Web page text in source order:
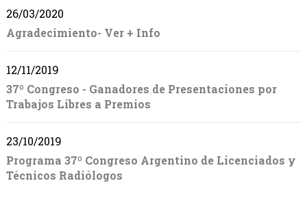
26/03/2020
Agradecimiento- Ver + Info
12/11/2019
37º Congreso - Ganadores de Presentaciones por
Trabajos Libres a Premios
23/10/2019
Programa 37º Congreso Argentino de Licenciados y
Técnicos Radiólogos